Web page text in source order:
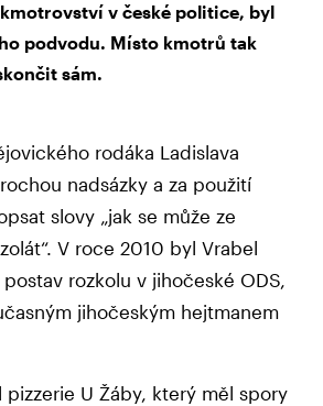
v české politice, byl
podvodu. Místo kmotrů tak
sám.
rodáka Ladislava
nadsázky a za použití
slovy „jak se může ze
V roce 2010 byl Vrabel
rozkolu v jihočeské ODS,
jihočeským hejtmanem
pizzerie U Žáby, který měl spory